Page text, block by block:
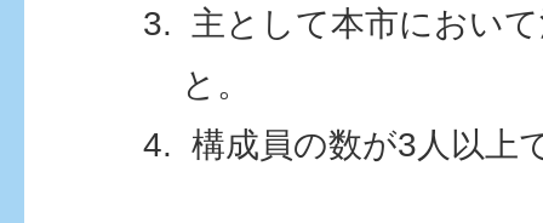
主として本市におい
と。
構成員の数が3人以上